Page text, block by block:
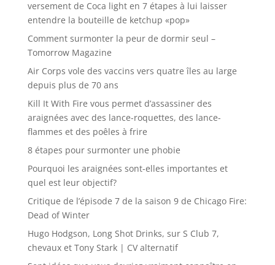
versement de Coca light en 7 étapes à lui laisser
entendre la bouteille de ketchup «pop»
Comment surmonter la peur de dormir seul –
Tomorrow Magazine
Air Corps vole des vaccins vers quatre îles au large
depuis plus de 70 ans
Kill It With Fire vous permet d’assassiner des
araignées avec des lance-roquettes, des lance-
flammes et des poêles à frire
8 étapes pour surmonter une phobie
Pourquoi les araignées sont-elles importantes et
quel est leur objectif?
Critique de l’épisode 7 de la saison 9 de Chicago Fire:
Dead of Winter
Hugo Hodgson, Long Shot Drinks, sur S Club 7,
chevaux et Tony Stark | CV alternatif